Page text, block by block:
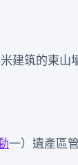
建筑的東山
一）遺產區